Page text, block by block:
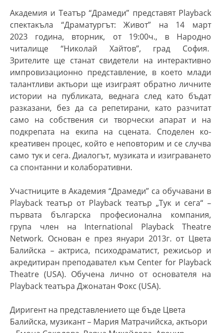
Академия и Театър “Драмеди” представят Playback
спектакъла “Драматургът: Живот” на 14 март
2023 година, вторник, от 19:00ч., в Народно
читалище “Николай Хайтов”, град София.
Зрителите ще станат свидетели на интерактивно
импровизационно представление, в което млади
талантливи актьори ще изиграят обратно личните
истории на публиката, веднага след като бъдат
разказани, без да са репетирани, като разчитат
само на собствения си творчески апарат и на
подкрепата на екипа на сцената. Споделен ко-
креативен процес, който е неповторим и се случва
само тук и сега. Диалогът, музиката и изиграването
са спонтанни и колаборативни.
Участниците в Академия “Драмеди” са обучавани в
Playback театър от Playback театър „Тук и сега“ –
първата българска професионална компания,
група член на International Playback Theatre
Network. Основан е през януари 2013г. от Цвета
Балийска – актриса, психодраматист, режисьор и
акредитиран преподавател към Center for Playback
Theatre (USA). Обучена лично от основателя на
Playback театъра Джонатан Фокс (USA).
Диригент на представлението ще бъде Цвета
Балийска, музикант – Мария Матрачийска, актьори